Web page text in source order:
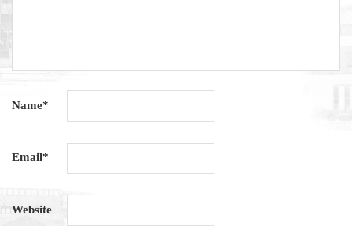
Name*
Email*
Website